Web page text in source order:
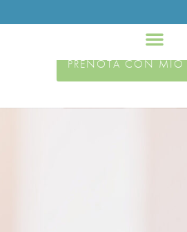
PRENOTA CON
PRENOTA CON MIO